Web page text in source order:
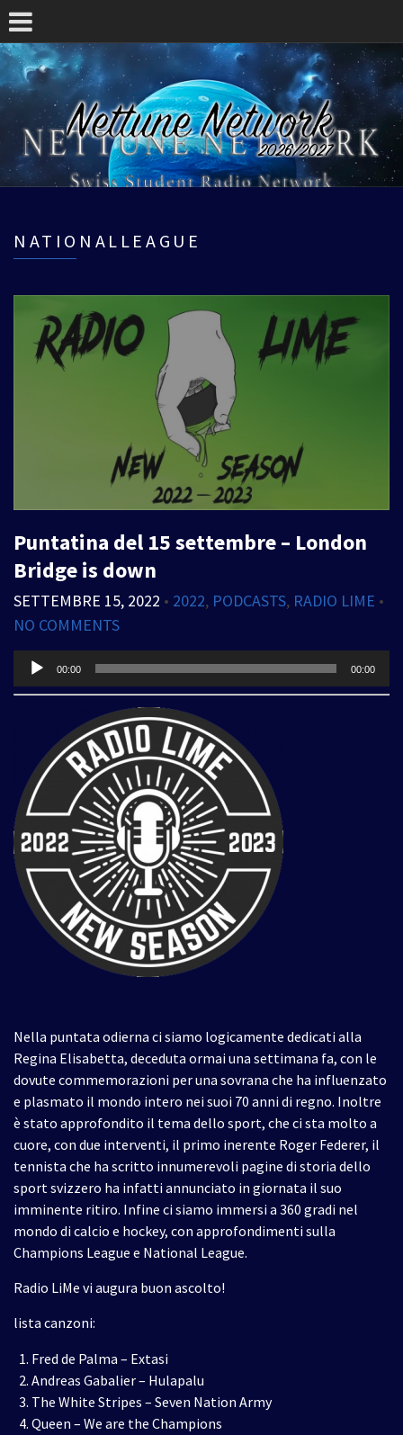
NATIONALLEAGUE
Puntatina del 15 settembre – London
Bridge is down
SETTEMBRE 15, 2022 • 2022, PODCASTS, RADIO LIME •
NO COMMENTS
Audio
Player
00:00 00:00
Nella puntata odierna ci siamo logicamente dedicati alla
Regina Elisabetta, deceduta ormai una settimana fa, con le
dovute commemorazioni per una sovrana che ha influenzato
e plasmato il mondo intero nei suoi 70 anni di regno. Inoltre
è stato approfondito il tema dello sport, che ci sta molto a
cuore, con due interventi, il primo inerente Roger Federer, il
tennista che ha scritto innumerevoli pagine di storia dello
sport svizzero ha infatti annunciato in giornata il suo
imminente ritiro. Infine ci siamo immersi a 360 gradi nel
mondo di calcio e hockey, con approfondimenti sulla
Champions League e National League.
Radio LiMe vi augura buon ascolto!
lista canzoni:
Fred de Palma – Extasi
Andreas Gabalier – Hulapalu
The White Stripes – Seven Nation Army
Queen – We are the Champions